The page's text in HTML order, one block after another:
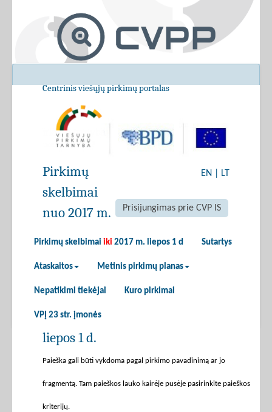
Centrinis viešųjų pirkimų portalas
EN LT
Prisijungimas prie CVP IS
Pirkimų skelbimai iki 2017 m. liepos 1 d Sutartys
Ataskaitos Metinis pirkimų planas
Nepatikimi tiekėjai Kuro pirkimai
VPĮ 23 str. įmonės
Pirkimų
skelbimai
nuo 2017 m.
liepos 1 d.
Paieška gali būti vykdoma pagal pirkimo pavadinimą ar jo
fragmentą. Tam paieškos lauko kairėje pusėje pasirinkite paieškos
kriterijų.